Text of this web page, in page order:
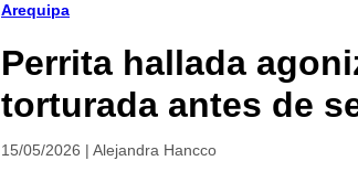
Arequipa
Perrita hallada
torturada antes de
15/05/2026 | Alejandra Hancco